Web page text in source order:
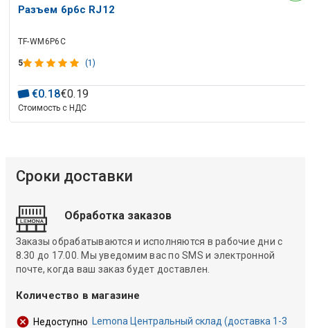
Разъем 6p6c RJ12
TF-WM6P6C
5 (1)
€0.18€0.19
Стоимость с НДС
Сроки доставки
Обработка заказов
Заказы обрабатываются и исполняются в рабочие дни с
8.30 до 17.00. Мы уведомим вас по SMS и электронной
почте, когда ваш заказ будет доставлен.
Количество в магазине
Недоступно Lemona Центральный склад (доставка 1-3